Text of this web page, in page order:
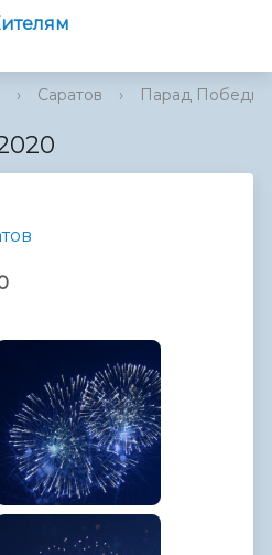
› Саратов › Парад Победы